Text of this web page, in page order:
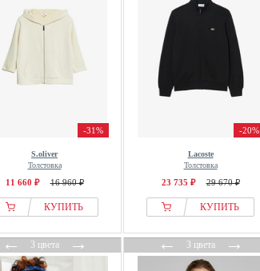
-31%
S.oliver
Толстовка
11 660 ₽ 16 960 ₽
КУПИТЬ
-20%
Lacoste
Толстовка
23 735 ₽ 29 670 ₽
КУПИТЬ
←3 цвета→ ←3 цвета→